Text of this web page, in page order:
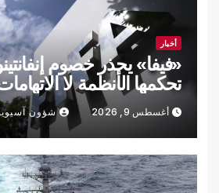
أخبار
«فيفا» يحذر خصوم
تحكمها الأنظمة لا
أغسطس 9, 2026 شؤون